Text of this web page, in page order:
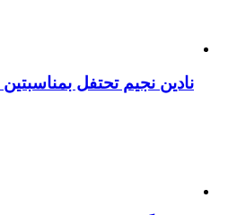
نادين نجيم تحتفل